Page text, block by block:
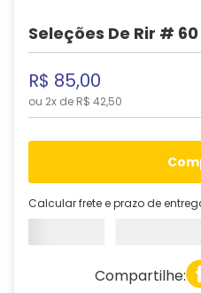
Seleções De Rir # 60
R$ 85,00
ou 2x de R$ 42,50
Calcular frete e prazo de
Compartilhe: